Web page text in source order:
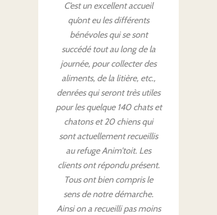
C’est un excellent accueil
qu’ont eu les différents
bénévoles qui se sont
succédé tout au long de la
journée, pour collecter des
aliments, de la litière, etc.,
denrées qui seront très utiles
pour les quelque 140 chats et
chatons et 20 chiens qui
sont actuellement recueillis
au refuge Anim’toit. Les
clients ont répondu présent.
Tous ont bien compris le
sens de notre démarche.
Ainsi on a recueilli pas moins